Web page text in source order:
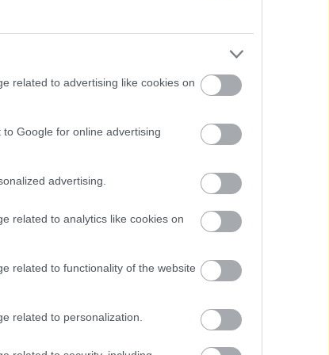
related to advertising like cookies on
Google for online advertising
advertising.
related to analytics like cookies on
related to functionality of the website
related to personalization.
Ciemiņi no
uzstādīta
finansējumu
kapitālam.